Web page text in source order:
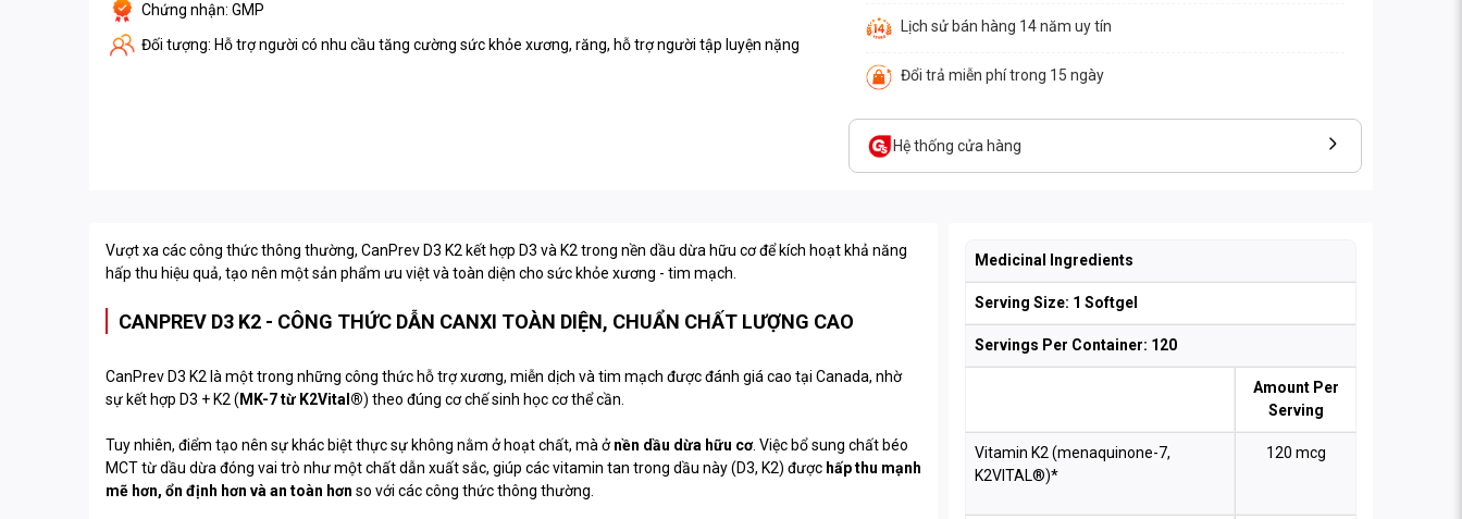
Chứng nhận: GMP
Đối tượng: Hỗ trợ người có nhu cầu tăng cường sức khỏe xương, răng, hỗ trợ người tập luyện nặng
Lịch sử bán hàng 14 năm uy tín
Đổi trả miễn phí trong 15 ngày
Hệ thống cửa hàng
Vượt xa các công thức thông thường, CanPrev D3 K2 kết hợp D3 và K2 trong nền dầu dừa hữu cơ để kích hoạt khả năng
hấp thu hiệu quả, tạo nên một sản phẩm ưu việt và toàn diện cho sức khỏe xương - tim mạch.
CANPREV D3 K2 - CÔNG THỨC DẪN CANXI TOÀN DIỆN, CHUẨN CHẤT LƯỢNG CAO
CanPrev D3 K2 là một trong những công thức hỗ trợ xương, miễn dịch và tim mạch được đánh giá cao tại Canada, nhờ
sự kết hợp D3 + K2 ( MK-7 từ K2Vital®) theo đúng cơ chế sinh học cơ thể cần.
Tuy nhiên, điểm tạo nên sự khác biệt thực sự không nằm ở hoạt chất, mà ởnền dầu dừa hữu cơ. Việc bổ sung chất béo
MCT từ dầu dừa đóng vai trò như một chất dẫn xuất sắc, giúp các vitamin tan trong dầu này (D3, K2) được hấp thu mạnh
mẽ hơn, ổn định hơn và an toàn hơn so với các công thức thông thường.
Medicinal Ingredients
Serving Size: 1 Softgel
Servings Per Container: 120
Amount Per
Serving
Vitamin K2 (menaquinone-7,
K2VITAL®)*
120 mcg